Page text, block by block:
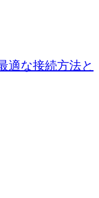
適な接続方法と